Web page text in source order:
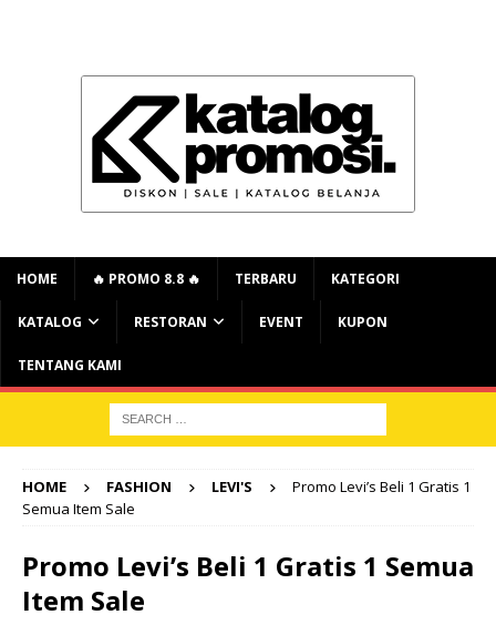
HOME 🔥 PROMO 8.8 🔥 TERBARU KATEGORI
KATALOG RESTORAN EVENT KUPON
TENTANG KAMI
HOME FASHION LEVI'S
Promo Levi’s Beli 1 Gratis 1
Semua Item Sale
Promo Levi’s Beli 1 Gratis 1 Semua
Item Sale